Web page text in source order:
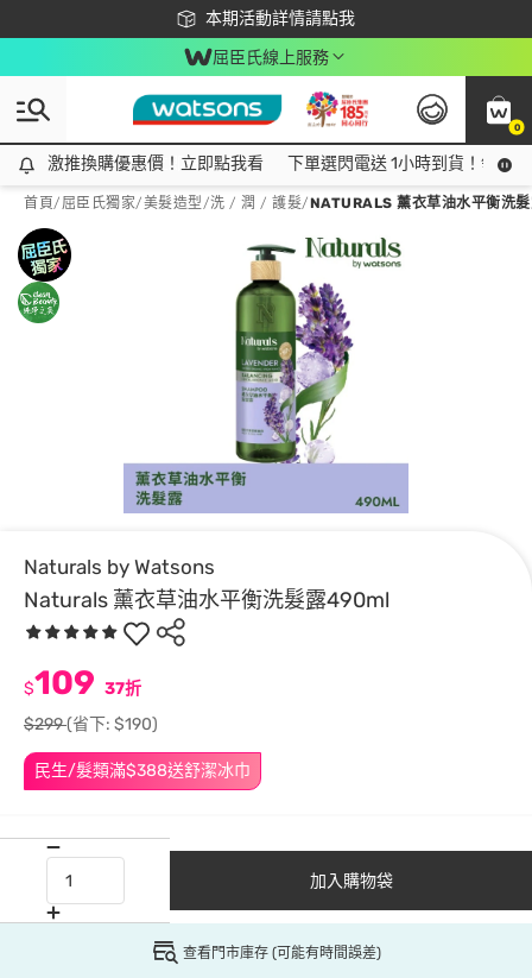
本期活動詳情請點我
下載app最高回饋$350
屈臣氏線上服務
0
激推換購優惠價！立即點我看
激推換購優惠價！立即點我看 下單選閃電送 1小時到貨！領神
首頁/ 屈臣氏獨家/美髮造型/洗 / 潤 / 護髮/NATURALS 薰衣草油水平衡洗
Naturals by Watsons
Naturals 薰衣草油水平衡洗髮露490ml
民生/髮類滿$388送舒潔冰巾
$109 37折
$299(省下: $190)
加入購物袋
查看門市庫存 (可能有時間誤差)